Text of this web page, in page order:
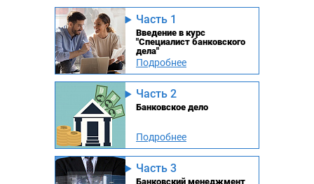
Часть 1
Введение в курс
"Специалист банковского
дела"
Подробнее
Часть 2
Банковское дело
Подробнее
Часть 3
Банковский менеджмент